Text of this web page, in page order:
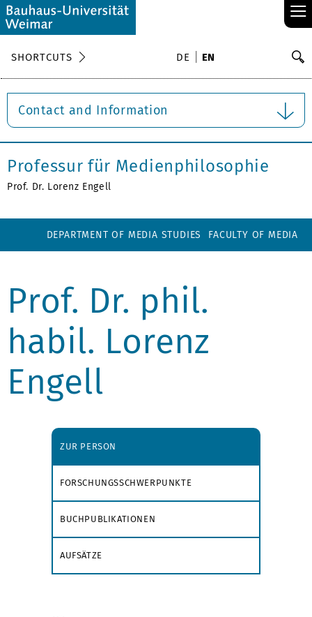
≡
SHORTCUTS DE EN
Contact and Information
Professur für Medienphilosophie
Prof. Dr. Lorenz Engell
DEPARTMENT OF MEDIA STUDIES FACULTY OF MEDIA
Prof. Dr. phil.
habil. Lorenz
Engell
ZUR PERSON
FORSCHUNGSSCHWERPUNKTE
BUCHPUBLIKATIONEN
AUFSÄTZE